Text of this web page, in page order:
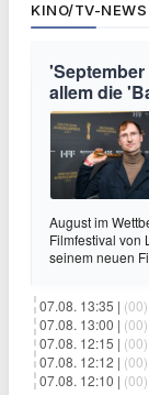
KINO/TV-NEWS
allem die
August im
Filmfestival von
seinem neuen
07.08. 13:35 | (00)
07.08. 13:00 | (00)
07.08. 12:15 | (00)
07.08. 12:12 | (00)
07.08. 12:10 | (00)